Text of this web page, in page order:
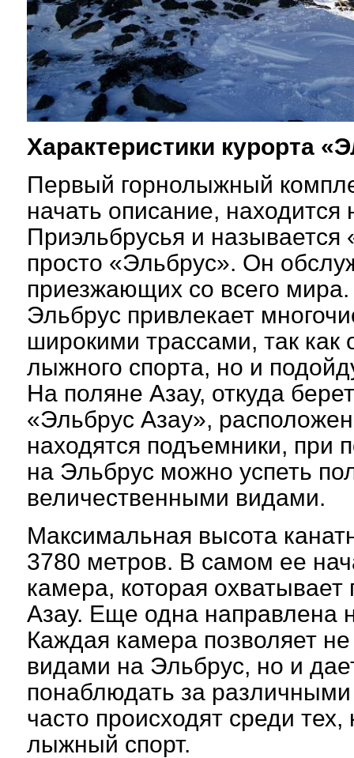
Характеристики курорта
Первый горнолыжный
начать описание, находится
Приэльбрусья и называется
просто «Эльбрус». Он
приезжающих со всего
Эльбрус привлекает
широкими трассами, так
лыжного спорта, но и
На поляне Азау, откуда
«Эльбрус Азау»,
находятся подъемники, при
на Эльбрус можно успеть
величественными видами.
Максимальная высота
3780 метров. В самом ее
камера, которая охватывает
Азау. Еще одна направлена
Каждая камера позволяет
видами на Эльбрус, но и
понаблюдать за
часто происходят среди
лыжный спорт.